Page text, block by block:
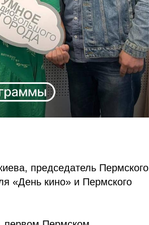
председатель Пермского
«День кино» и Пермского